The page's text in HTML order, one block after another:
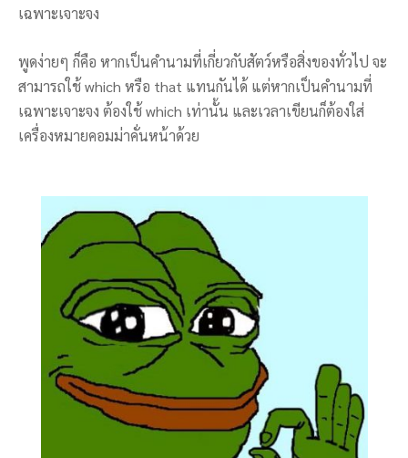
เฉพาะเจาะจง
พูดง่ายๆ ก็คือ หากเป็นคำนามที่เกี่ยวกับสัตว์หรือสิ่งของทั่วไป จะ
สามารถใช้ which หรือ that แทนกันได้ แต่หากเป็นคำนามที่
เฉพาะเจาะจง ต้องใช้ which เท่านั้น และเวลาเขียนก็ต้องใส่
เครื่องหมายคอมม่าคั่นหน้าด้วย